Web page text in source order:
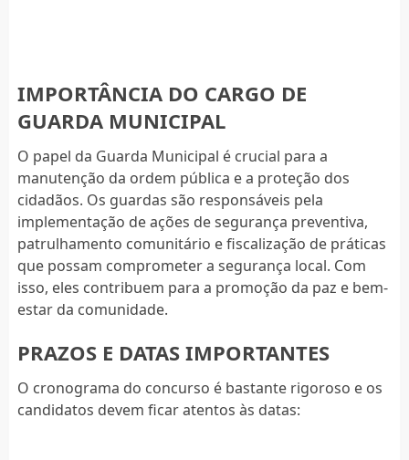
IMPORTÂNCIA DO CARGO DE
GUARDA MUNICIPAL
O papel da Guarda Municipal é crucial para a
manutenção da ordem pública e a proteção dos
cidadãos. Os guardas são responsáveis pela
implementação de ações de segurança preventiva,
patrulhamento comunitário e fiscalização de práticas
que possam comprometer a segurança local. Com
isso, eles contribuem para a promoção da paz e bem-
estar da comunidade.
PRAZOS E DATAS IMPORTANTES
O cronograma do concurso é bastante rigoroso e os
candidatos devem ficar atentos às datas: